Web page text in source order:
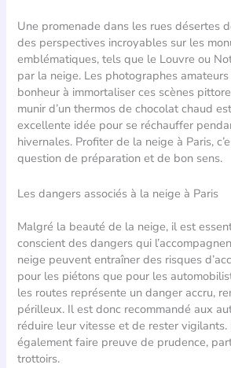
Une promenade dans les rues désertes
des perspectives incroyables sur les
emblématiques, tels que le Louvre ou
par la neige. Les photographes
bonheur à immortaliser ces scènes
munir d’un thermos de chocolat chaud
excellente idée pour se réchauffer
hivernales. Profiter de la neige à Paris,
question de préparation et de bon sens.
Les dangers associés à la neige à Paris
Malgré la beauté de la neige, il est
conscient des dangers qui
neige peuvent entraîner des risques
pour les piétons que pour les
les routes représente un danger accru,
périlleux. Il est donc recommandé aux
réduire leur vitesse et de rester
également faire preuve de prudence,
trottoirs.